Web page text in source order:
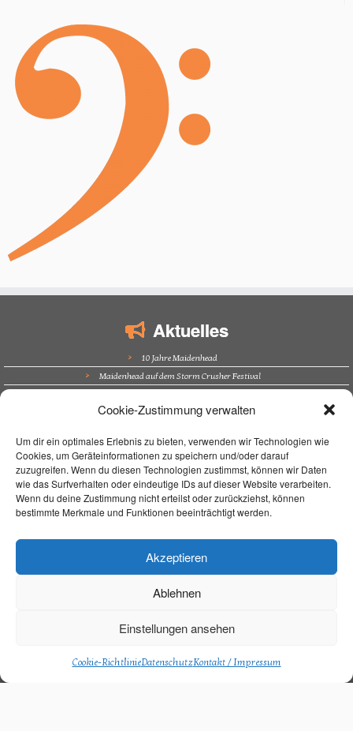
Cookie-Zustimmung verwalten
Um dir ein optimales Erlebnis zu bieten, verwenden wir Technologien wie
Cookies, um Geräteinformationen zu speichern und/oder darauf
zuzugreifen. Wenn du diesen Technologien zustimmst, können wir Daten
wie das Surfverhalten oder eindeutige IDs auf dieser Website verarbeiten.
Wenn du deine Zustimmung nicht erteilst oder zurückziehst, können
bestimmte Merkmale und Funktionen beeinträchtigt werden.
Akzeptieren
Ablehnen
Einstellungen ansehen
Cookie-RichtlinieDatenschutzKontakt / Impressum
Aktuelles
10 Jahre Maidenhead
Maidenhead auf dem Storm Crusher Festival
Altstadtfest Amberg
Navigation
Home
Unterrichtsort
Live On Stage
Aktuelles
Datenschutz